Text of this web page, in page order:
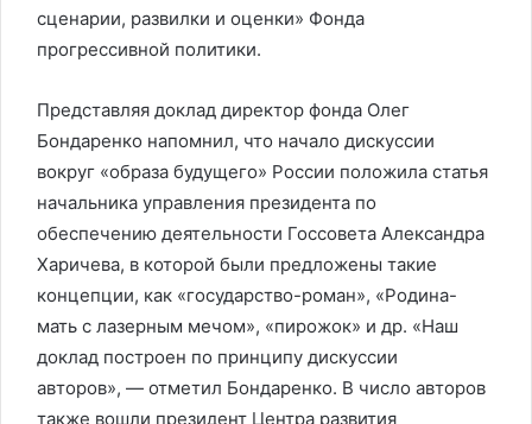
сценарии, развилки и оценки» Фонда
прогрессивной политики.
Представляя доклад директор фонда Олег
Бондаренко напомнил, что начало дискуссии
вокруг «образа будущего» России положила статья
начальника управления президента по
обеспечению деятельности Госсовета Александра
Харичева, в которой были предложены такие
концепции, как «государство-роман», «Родина-
мать с лазерным мечом», «пирожок» и др. «Наш
доклад построен по принципу дискуссии
авторов», — отметил Бондаренко. В число авторов
также вошли президент Центра развития